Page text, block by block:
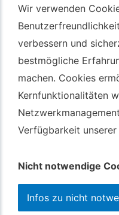
Wir verwenden
verbessern und
bestmögliche
machen. Cookies
Kernfunktionalitäten
Verfügbarkeit
Nicht notwendige
Infos zu nicht
Wir verwenden
verbessern und
bestmögliche
machen. Cookies
Kernfunktionalitäten
Verfügbarkeit
Nicht notwendige
Infos zu nicht
Autotransport Bochum
Autotransport Düsseldorf
Autotransport Essen
Autoexport Gelsenkirchen
GebrauchtwagenAnkauf